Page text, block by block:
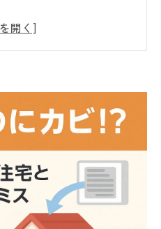
る？意外と多いご相
換気義務化とは？
あるミス
換気と除湿のバラン